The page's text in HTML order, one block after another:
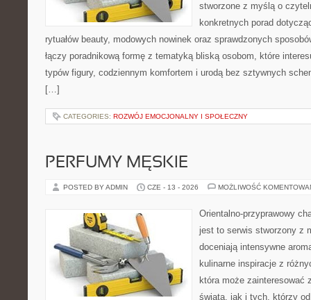
stworzone z myślą o
konkretnych porad
rytuałów beauty, modowych nowinek oraz sprawdzonych
łączy poradnikową formę z tematyką bliską osobom, które
typów figury, codziennym komfortem i urodą bez sztywnych
[…]
CATEGORIES: ROZWÓJ EMOCJONALNY I SPOŁECZNY
PERFUMY MĘSKIE
POSTED BY ADMIN CZE - 13 - 2026 MOŻLIWOŚĆ
Orientalno-przyprawowy
jest to serwis stworzony z
doceniają intensywne
kulinarne inspiracje z
która może zainteresować
świata, jak i tych, którzy